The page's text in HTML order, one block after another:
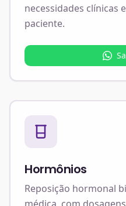
necessidades clínicas
paciente.
Hormônios
Reposição hormonal
médica, com